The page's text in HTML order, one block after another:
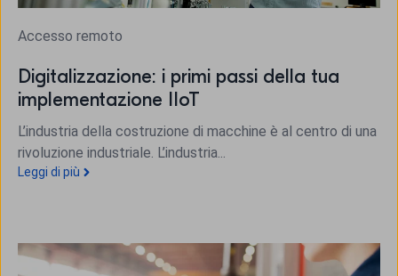
Accesso remoto
Digitalizzazione: i primi passi della tua
implementazione IIoT
L’industria della costruzione di macchine è al centro di una
rivoluzione industriale. L’industria...
Leggi di più